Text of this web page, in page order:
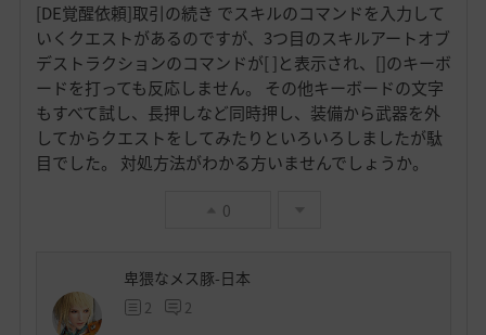
入
り
[DE覚醒依頼]取引の続き でスキルのコマンドを入力して
いくクエストがあるのですが、3つ目のスキルアートオブ
デストラクションのコマンドが[ ]と表示され、[]のキーボ
ードを打っても反応しません。 その他キーボードの文字
もすべて試し、長押しなど同時押し、装備から武器を外
してからクエストをしてみたりといろいろしましたが駄
目でした。 対処方法がわかる方いませんでしょうか。
0
卑猥なメス豚-日本
2 2